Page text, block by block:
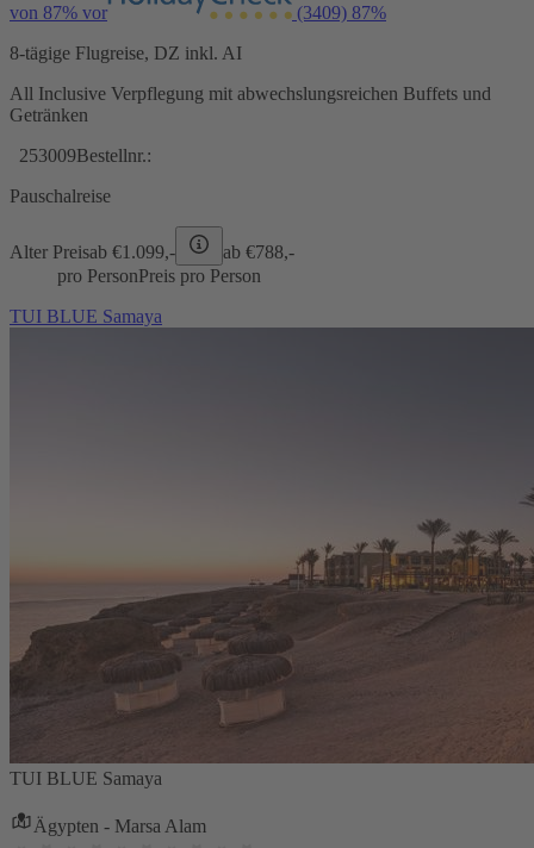
von 87% vor (3409) 87%
8-tägige Flugreise, DZ inkl. AI
All Inclusive Verpflegung mit abwechslungsreichen Buffets und
Getränken
253009Bestellnr.:
Pauschalreise
Alter Preisab €1.099,- ab €788,-
pro PersonPreis pro Person
TUI BLUE Samaya
TUI BLUE Samaya
Ägypten - Marsa Alam